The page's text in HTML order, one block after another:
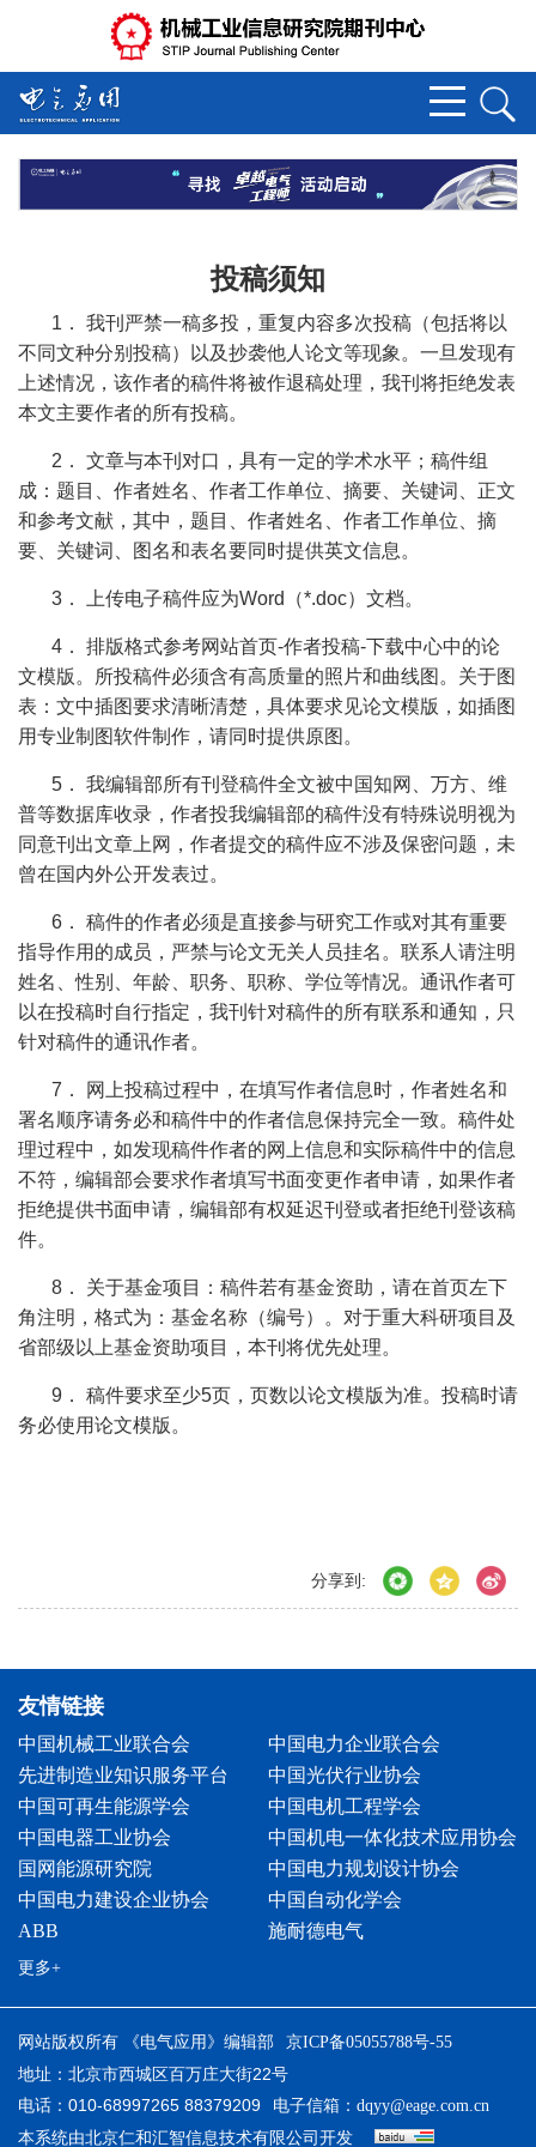
投稿须知
1 ．
我刊严禁一稿多投，重复内容多次投稿（包括将以
不同文种分别投稿）以及抄袭他人论文等现象。一旦发现有
上述情况，该作者的稿件将被作退稿处理，我刊将拒绝发表
本文主要作者的所有投稿。
2 ．
文章与本刊对口，具有一定的学术水平；稿件组
成：题目、作者姓名、作者工作单位、摘要、关键词、正文
和参考文献，其中，题目、作者姓名、作者工作单位、摘
要、关键词、图名和表名要同时提供英文信息。
3 ． 上传电子稿件应为Word （*.doc）文档。
4 ． 排版格式参考网站首页-作者投稿-下载中心中的论
文模版 。所投稿件必须含有高质量的照片和曲线图。关于图
表：文中插图要求清晰清楚， 具体要求见论文模版 ，如插图
用专业制图软件制作，请同时提供原图。
5 ．
我编辑部所有刊登稿件全文被中国知网、万方、维
普等数据库收录，作者投我编辑部的稿件没有特殊说明视为
同意刊出文章上网，作者提交的稿件应不涉及保密问题，未
曾在国内外公开发表过。
6 ．
稿件的作者必须是直接参与研究工作或对其有重要
指导作用的成员，严禁与论文无关人员挂名。联系人请注明
姓名、性别、年龄、职务、职称、学位等情况。通讯作者可
以在投稿时自行指定，我刊针对稿件的所有联系和通知，只
针对稿件的通讯作者。
7 ．
网上投稿过程中，在填写作者信息时，作者姓名和
署名顺序请务必和稿件中的作者信息保持完全一致。稿件处
理过程中，如发现稿件作者的网上信息和实际稿件中的信息
不符，编辑部会要求作者填写书面变更作者申请，如果作者
拒绝提供书面申请，编辑部有权延迟刊登或者拒绝刊登该稿
件。
8 ．
关于基金项目：稿件若有基金资助，请在首页左下
角注明，格式为：基金名称（编号）。对于重大科研项目及
省部级以上基金资助项目，本刊将优先处理。
9 ． 稿件要求至少5页，页数以论文模版为准。 投稿时请
务必使用论文模版。
分享到:
友情链接
中国机械工业联合会
中国电力企业联合会
先进制造业知识服务平台
中国光伏行业协会
中国可再生能源学会
中国电机工程学会
中国电器工业协会
中国机电一体化技术应用协会
国网能源研究院
中国电力规划设计协会
中国电力建设企业协会
中国自动化学会
ABB
施耐德电气
更多+
网站版权所有 《电气应用》编辑部 京ICP备05055788号-55
地址：北京市西城区百万庄大街22号
电话：010-68997265 88379209
电子信箱： dqyy@eage.com.cn
本系统由北京仁和汇智信息技术有限公司 开发